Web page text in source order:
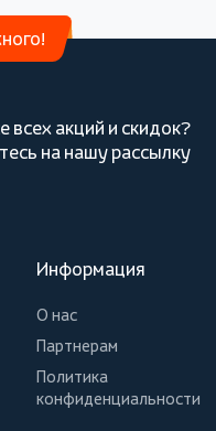
всех акций и скидок?
на нашу рассылку
Информация
О нас
Партнерам
Политика
конфиденциальности